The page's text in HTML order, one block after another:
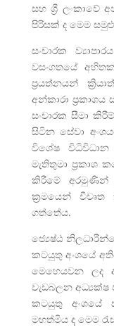
සහ ශ්‍රී ලංකාවේ
පිරිසක් ද මෙම
සංචාරක
වසංගතයේ
ප්‍රයත්නයන්
අන්කාරා
සංචාරක සීමා
සිටින සේවා
විශේෂ
මැතිතුමා ප්‍රකාශ
කිරීමේ අරමුණින්
ක්‍රමයෙන්
ගත්තේය.
ජ්‍යෙෂ්ඨ
කටයුතු අංශයේ
මෙහෙයවන ලද
වැඩබලන අධ්‍යක්ෂ
කටයුතු අංශයේ
මහත්මිය ද මෙම